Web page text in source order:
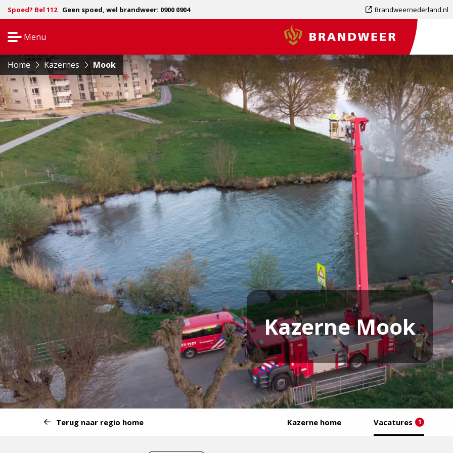
Spoed? Bel 112 Geen spoed, wel brandweer: 0900 0904 Dit
externe
pagina
Brandweernederland.nl
Menu
navigatie
Brandweer
Home Kazernes Mook
Kazerne Mook
van Terug naar regio home Kazerne home Vacatures 1